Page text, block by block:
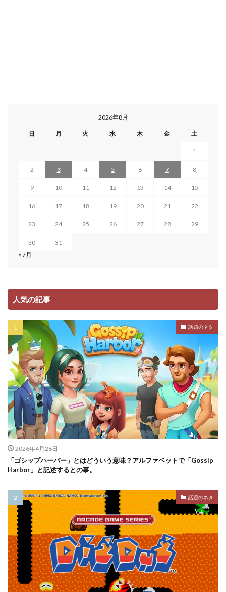
2026年8月
日 月 火 水 木 金 土
1
2 3 4 5 6 7 8
9 10 11 12 13 14 15
16 17 18 19 20 21 22
23 24 25 26 27 28 29
30
31
« 7月
人気の記事
話題のネタ
2026年4月28日
「ゴシップハーバー」とはどういう意味？アルファベットで「Gossip
Harbor」と記述するとの事。
話題のネタ